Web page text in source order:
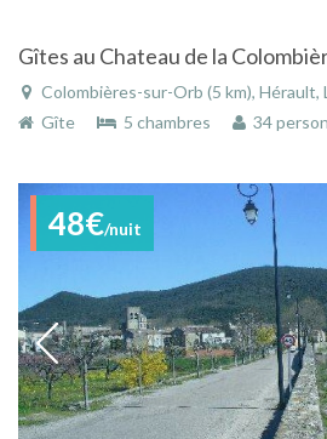
Gîtes au Chateau de la
Colombières-sur-Orb (5 km), Hérault,
Gîte
5 chambres 34
48€/nuit